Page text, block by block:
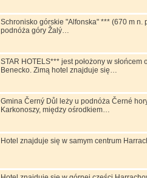
Schronisko górskie "Alfonska" *** (670 m n.
podnóża góry Žalý…
STAR HOTELS*** jest położony w
Benecko. Zimą hotel znajduje się…
Gmina Černý Důl leży u podnóża Černé
Karkonoszy, między ośrodkiem…
Hotel znajduje się w samym centrum